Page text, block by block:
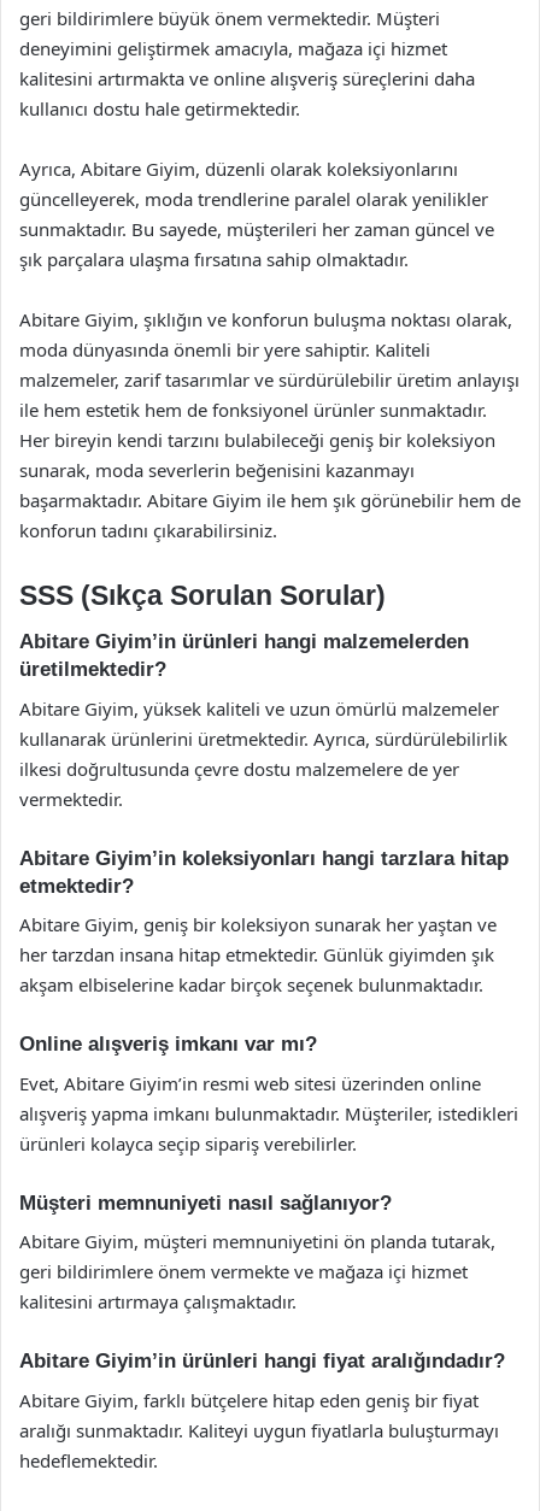
geri bildirimlere büyük önem vermektedir. Müşteri
deneyimini geliştirmek amacıyla, mağaza içi hizmet
kalitesini artırmakta ve online alışveriş süreçlerini daha
kullanıcı dostu hale getirmektedir.
Ayrıca, Abitare Giyim, düzenli olarak koleksiyonlarını
güncelleyerek, moda trendlerine paralel olarak yenilikler
sunmaktadır. Bu sayede, müşterileri her zaman güncel ve
şık parçalara ulaşma fırsatına sahip olmaktadır.
Abitare Giyim, şıklığın ve konforun buluşma noktası olarak,
moda dünyasında önemli bir yere sahiptir. Kaliteli
malzemeler, zarif tasarımlar ve sürdürülebilir üretim anlayışı
ile hem estetik hem de fonksiyonel ürünler sunmaktadır.
Her bireyin kendi tarzını bulabileceği geniş bir koleksiyon
sunarak, moda severlerin beğenisini kazanmayı
başarmaktadır. Abitare Giyim ile hem şık görünebilir hem de
konforun tadını çıkarabilirsiniz.
SSS (Sıkça Sorulan Sorular)
Abitare Giyim’in ürünleri hangi malzemelerden
üretilmektedir?
Abitare Giyim, yüksek kaliteli ve uzun ömürlü malzemeler
kullanarak ürünlerini üretmektedir. Ayrıca, sürdürülebilirlik
ilkesi doğrultusunda çevre dostu malzemelere de yer
vermektedir.
Abitare Giyim’in koleksiyonları hangi tarzlara hitap
etmektedir?
Abitare Giyim, geniş bir koleksiyon sunarak her yaştan ve
her tarzdan insana hitap etmektedir. Günlük giyimden şık
akşam elbiselerine kadar birçok seçenek bulunmaktadır.
Online alışveriş imkanı var mı?
Evet, Abitare Giyim’in resmi web sitesi üzerinden online
alışveriş yapma imkanı bulunmaktadır. Müşteriler, istedikleri
ürünleri kolayca seçip sipariş verebilirler.
Müşteri memnuniyeti nasıl sağlanıyor?
Abitare Giyim, müşteri memnuniyetini ön planda tutarak,
geri bildirimlere önem vermekte ve mağaza içi hizmet
kalitesini artırmaya çalışmaktadır.
Abitare Giyim’in ürünleri hangi fiyat aralığındadır?
Abitare Giyim, farklı bütçelere hitap eden geniş bir fiyat
aralığı sunmaktadır. Kaliteyi uygun fiyatlarla buluşturmayı
hedeflemektedir.